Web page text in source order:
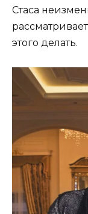
Стаса
этого делать.